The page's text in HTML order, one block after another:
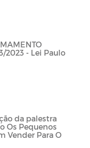
2023 - Lei Paulo
da palestra
Os Pequenos
Vender Para O